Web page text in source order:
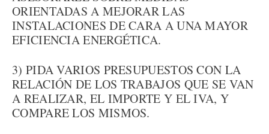
ORIENTADAS A MEJORAR LAS
INSTALACIONES DE CARA A UNA MAYOR
EFICIENCIA ENERGÉTICA.
3) PIDA VARIOS PRESUPUESTOS CON LA
RELACIÓN DE LOS TRABAJOS QUE SE VAN
A REALIZAR, EL IMPORTE Y EL IVA, Y
COMPARE LOS MISMOS.